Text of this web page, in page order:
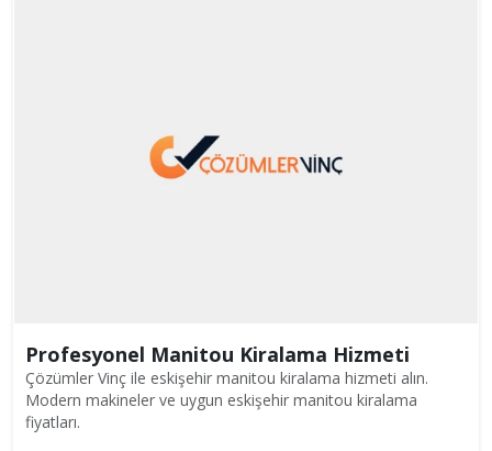
Profesyonel Manitou Kiralama Hizmeti
Çözümler Vinç ile eskişehir manitou kiralama hizmeti alın.
Modern makineler ve uygun eskişehir manitou kiralama
fiyatları.